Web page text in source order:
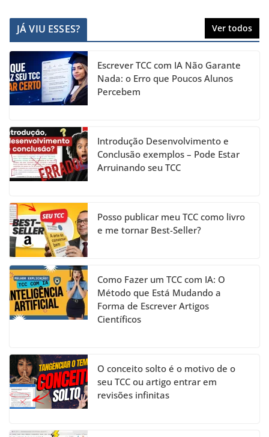
c
e
b
o
o
k
a
gr
a
m
k
e
dI
n
er T
u
b
e
h
a
n
el
JÁ VIU ESSES? Ver todos
Escrever TCC com IA Não Garante
Nada: o Erro que Poucos Alunos
Percebem
Introdução Desenvolvimento e
Conclusão exemplos – Pode Estar
Arruinando seu TCC
Posso publicar meu TCC como livro
e me tornar Best-Seller?
Como Fazer um TCC com IA: O
Método que Está Mudando a
Forma de Escrever Artigos
Científicos
O conceito solto é o motivo de o
seu TCC ou artigo entrar em
revisões infinitas